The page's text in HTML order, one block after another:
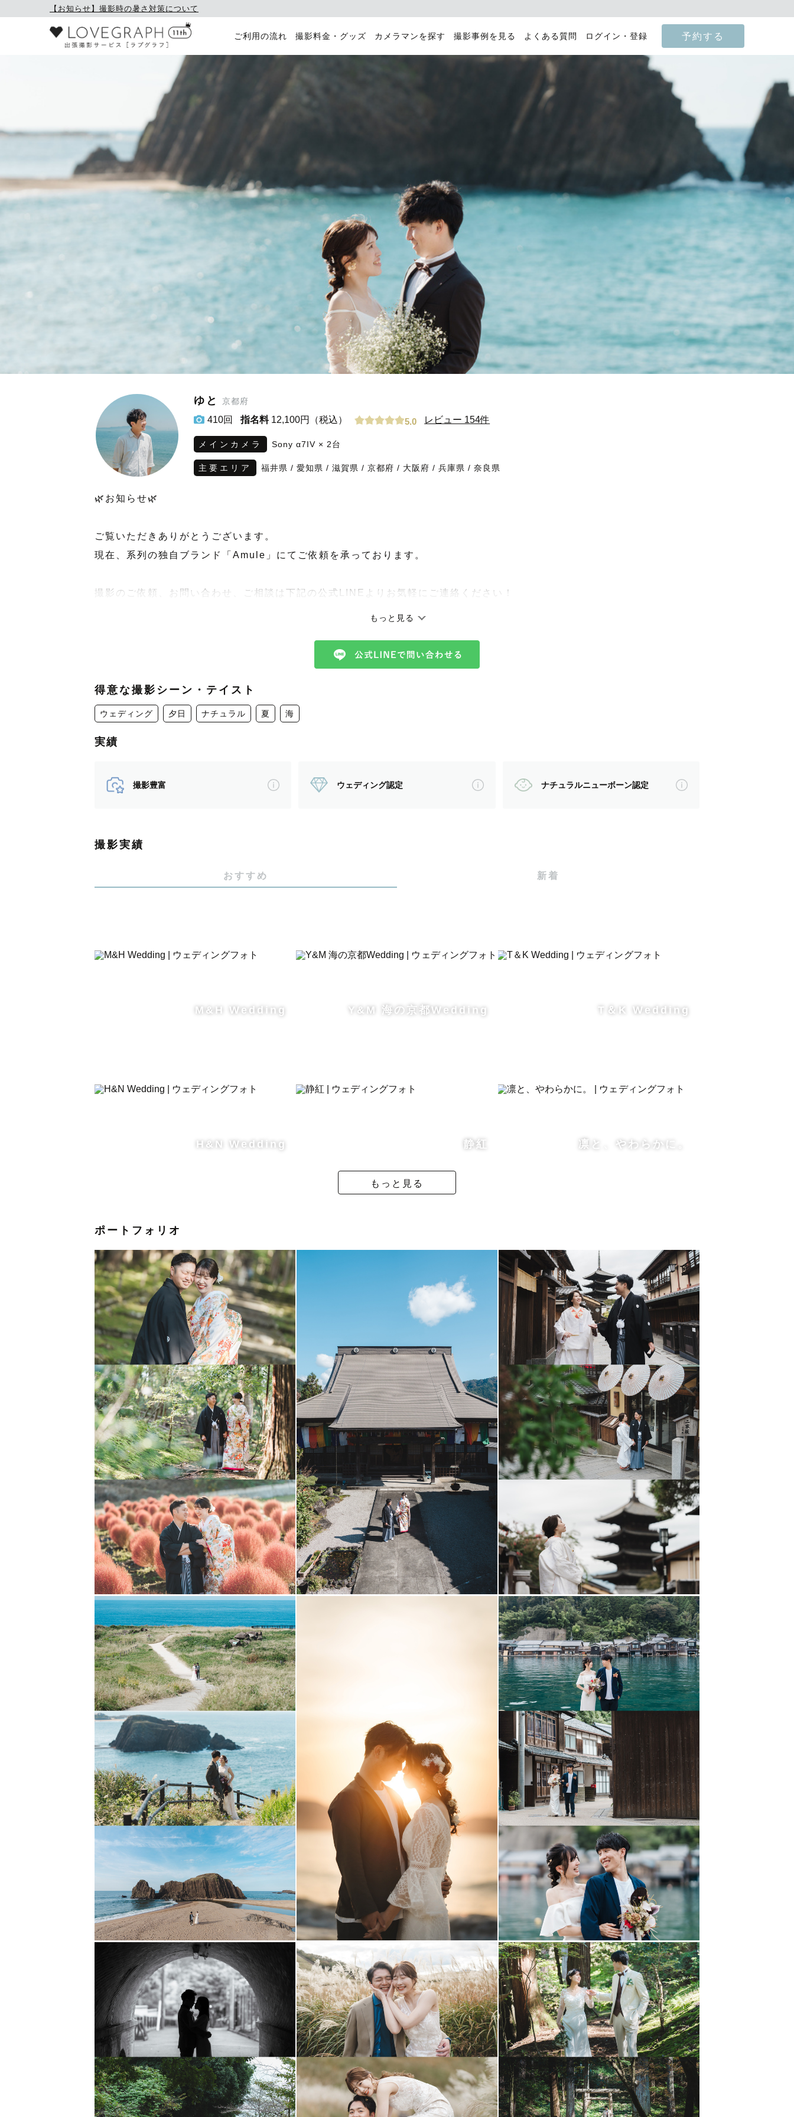
【お知らせ】撮影時の暑さ対策について
ご利用の流れ 撮影料金・グッズ カメラマンを探す 撮影事例を見る よくある質問 ログイン・登録 予約する
ゆと 京都府
410回 指名料12,100円（税込） 5.0 レビュー 154件
メインカメラ Sony α7IV × 2台
主要エリア 福井県 / 愛知県 / 滋賀県 / 京都府 / 大阪府 / 兵庫県 / 奈良県
🌿お知らせ🌿
ご覧いただきありがとうございます。
現在、系列の独自ブランド「Amule」にてご依頼を承っております。
撮影のご依頼、お問い合わせ、ご相談は下記の公式LINEよりお気軽にご連絡ください！
緊張しやすい方に寄り添うカメラマン。
-------【🌿私について🌿】-------
お気軽に「ゆとさん！」と呼んで下さい。
「ゆとさんがフレンドリーで撮影が楽しかった！」
「撮影中リラックスできて、とても自然でいられました！」
無理に笑わせたり、ポーズを作るのではなく、
-------【🌿撮影について🌿】-------
こんな不安や、お悩みはありませんか？？🥹
・撮影場所に悩んでいる。
・ポージングはどうしたら良いんだろう。
・普段写真を撮らなくて上手く笑えるか不安。
・撮影のイメージができない。
・こういう写真を撮ってほしい。
・子供が不機嫌になったらどうしよう。
ご安心ください🌿
撮影に対して不安や悩み、
心配なことはあって当然です😊
実際にご依頼いただく方のほとんどが、
同じ不安やお悩みを持って来てくださいます。
撮影は、いきなりカメラ目線から！ではなく、
一緒に歩いている様子だったり、
会話をしながら始めていきます。
最初は少し緊張していても、
気づいた頃には自然と笑顔になっていて、
「楽しかったね！」と言っていただけることがほとんどです。
撮影を楽しんでいただけるように、
事前の丁寧なコミュニケーションを
心がけておりますので安心して撮影をお任せください✨
-------【🌿撮影に対する想い🌿】-------
僕が大学生の時に心の不調を経験し、
外に出たり、電車に乗るのも怖くなり
自分の大切な人たちと出掛けることも出来ず、
1年間ほど何もできない過去がありました。
そのとき、支えになったのが
大切な人たちと過ごした時間の写真でした。
自分の周りの大切な人たちと時間は、
決して当たり前ではなく、
特別な日も、何気ない日々も
幸せなひとときです。
その幸せが、何年経っても色褪せることなく心に残るように。
もっと見る
得意な撮影シーン・テイスト
ウェディング 夕日 ナチュラル 夏 海
実績
撮影豊富 ウェディング認定 ナチュラルニューボーン認定
撮影実績
おすすめ 新着
M&H Wedding Y&M 海の京都Wedding T＆K Wedding
H&N Wedding 静紅 凛と、やわらかに。
もっと見る
ポートフォリオ